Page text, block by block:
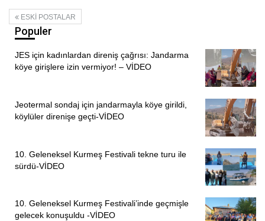
ESKI POSTALAR
Populer
JES için kadınlardan direniş çağrısı: Jandarma
köye girişlere izin vermiyor! – VİDEO
Jeotermal sondaj için jandarmayla köye girildi,
köylüler direnişe geçti-VİDEO
10. Geleneksel Kurmeş Festivali tekne turu ile
sürdü-VİDEO
10. Geleneksel Kurmeş Festivali’inde geçmişle
gelecek konuşuldu -VİDEO